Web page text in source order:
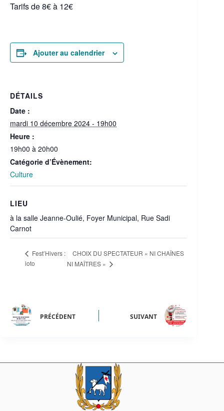
Tarifs de 8€ à 12€
Ajouter au calendrier
DÉTAILS
Date :
mardi 10 décembre 2024 - 19h00
Heure :
19h00 à 20h00
Catégorie d’Évènement:
Culture
LIEU
à la salle Jeanne-Oulié, Foyer Municipal, Rue Sadi
Carnot
Fest’Hivers :
loto
CHOIX DU SPECTATEUR « NI CHAÎNES
NI MAÎTRES »
PRÉCÉDENT SUIVANT